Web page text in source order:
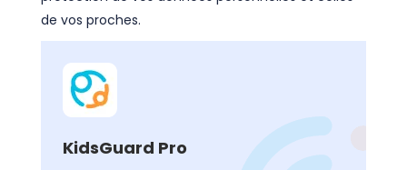
de vos proches.
KidsGuard Pro